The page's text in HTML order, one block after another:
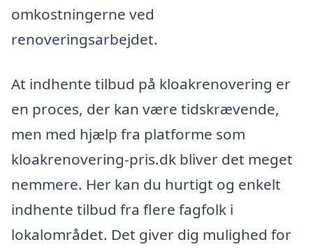
omkostningerne ved
renoveringsarbejdet.
At indhente tilbud på kloakrenovering er
en proces, der kan være tidskrævende,
men med hjælp fra platforme som
kloakrenovering-pris.dk bliver det meget
nemmere. Her kan du hurtigt og enkelt
indhente tilbud fra flere fagfolk i
lokalområdet. Det giver dig mulighed for